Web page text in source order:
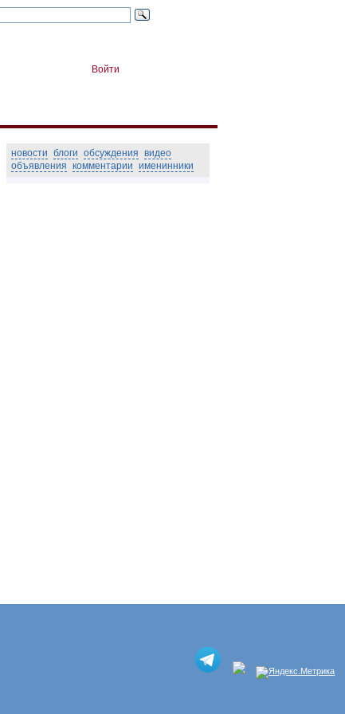
Войти
новости блоги обсуждения видео
объявления комментарии именинники